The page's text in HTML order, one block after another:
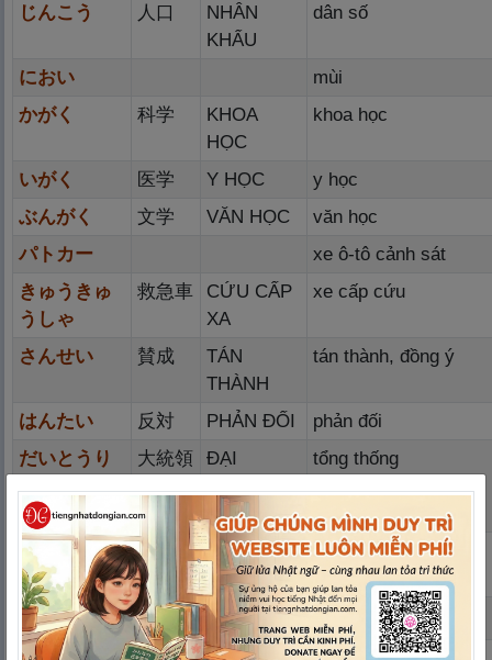
じんこう
人 口
NHÂN
KHẨU
dân số
におい
mùi
かがく
科学
KHOA
HỌC
khoa học
いがく 医学 Y HỌC
y học
ぶんがく
文
sáng
学 VĂN HỌC
văn học
パトカー
xe ô-tô cảnh sát
きゅうきゅ
うしゃ
救急
ruột
車
CỨU CẤP
XA
xe cấp cứu
さんせい 賛成
TÁN
THÀNH
tán thành, đồng ý
はんたい 反 対 PHẢN ĐỐI
phản đối
だいとうり
ょう
大統領
ĐẠI
THỐNG
LÃNH
tổng thống
～によると
theo ~(biểu thị nguồn
thông tin)
＜会話
かいわ
＞
こんやく